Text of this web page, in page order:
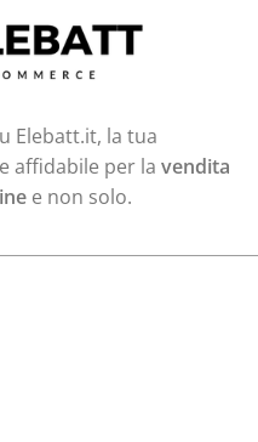
Elebatt.it, la tua
affidabile per la vendita
e non solo.